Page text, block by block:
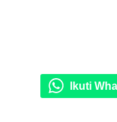
Ikuti